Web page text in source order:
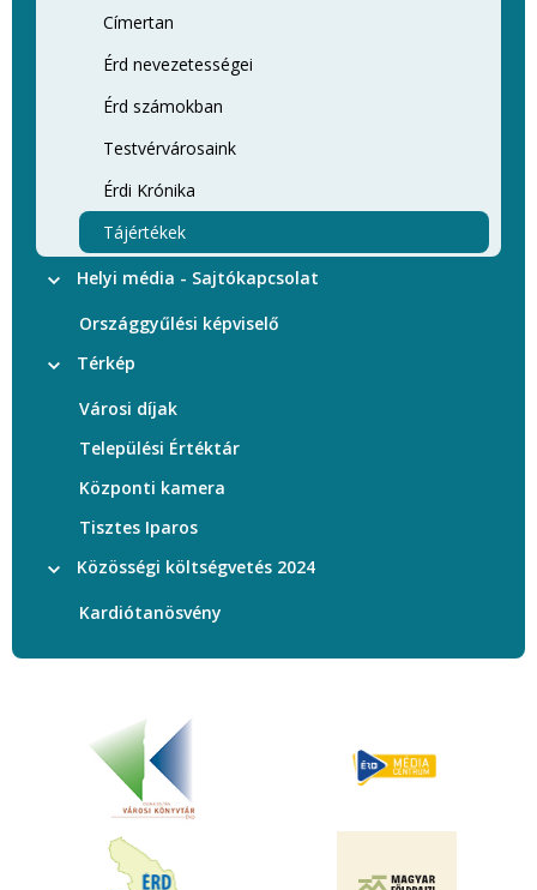
Címertan
Érd nevezetességei
Érd számokban
Testvérvárosaink
Érdi Krónika
Tájértékek
Helyi média - Sajtókapcsolat
Országgyűlési képviselő
Térkép
Városi díjak
Települési Értéktár
Központi kamera
Tisztes Iparos
Közösségi költségvetés 2024
Kardiótanösvény